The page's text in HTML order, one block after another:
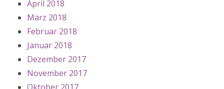
April 2018
März 2018
Februar 2018
Januar 2018
Dezember 2017
November 2017
Oktober 2017